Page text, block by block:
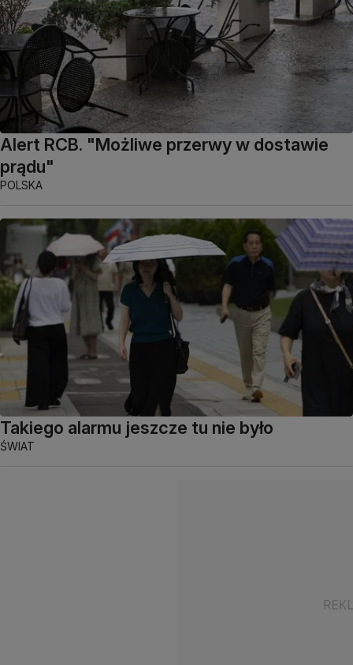
Alert RCB. "Możliwe przerwy w dostawie
prądu"
POLSKA
Takiego alarmu jeszcze tu nie było
ŚWIAT